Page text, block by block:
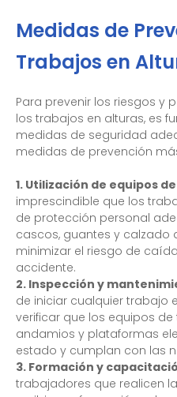
Medidas de
Trabajos en
Para prevenir los riesgos y
los trabajos en alturas, es
medidas de seguridad
medidas de prevención
1. Utilización de equipos
imprescindible que los
de protección personal
cascos, guantes y calzado
minimizar el riesgo de
accidente.
2. Inspección y
de iniciar cualquier trabajo
verificar que los equipos
andamios y plataformas
estado y cumplan con las
3. Formación y
trabajadores que realicen